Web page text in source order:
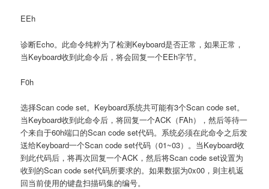
EEh
诊断Echo。此命令纯粹为了检测Keyboard是否正常，如果正常，
当Keyboard收到此命令后，将会回复一个EEh字节。
F0h
选择Scan code set。Keyboard系统共可能有3个Scan code set。
当Keyboard收到此命令后，将回复一个ACK（FAh），然后等待一
个来自于60h端口的Scan code set代码。系统必须在此命令之后发
送给Keyboard一个Scan code set代码（01~03）。当Keyboard收
到此代码后，将再次回复一个ACK，然后将Scan code set设置为
收到的Scan code set代码所要求的。如果数据为0x00，则主机返
回当前使用的键盘扫描码集的编号。